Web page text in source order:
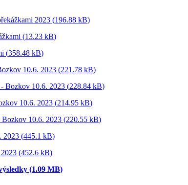
2023 (196.88 kB)
(13.23 kB)
(358.48 kB)
10.6. 2023 (221.78 kB)
10.6. 2023 (228.84 kB)
10.6. 2023 (214.95 kB)
10.6. 2023 (220.55 kB)
2023 (445.1 kB)
(452.6 kB)
(1.09 MB)